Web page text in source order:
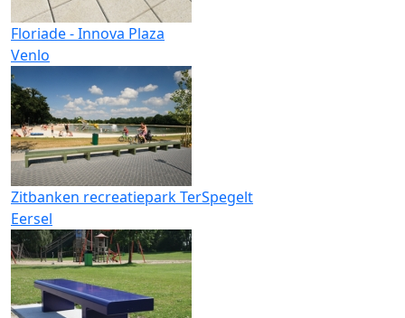
Floriade - Innova Plaza
Venlo
Zitbanken recreatiepark TerSpegelt
Eersel